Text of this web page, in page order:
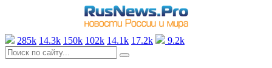
285k 14.3k 150k 102k 14.1k 17.2k 9.2k